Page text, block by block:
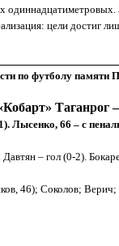
цели достиг
по футболу
Таганрог
Лысенко, 66 – с
– гол (0-2).
46); Соколов; Верич;